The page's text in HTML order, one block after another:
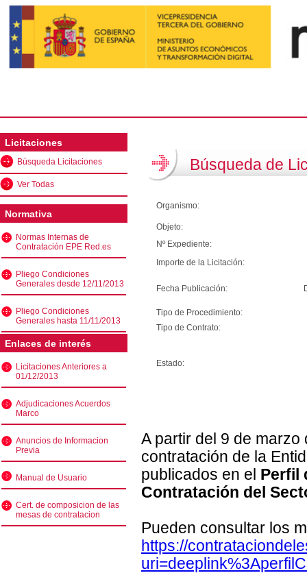
Licitaciones
Búsqueda Licitaciones
Ver Todas
Normativa
Normas Internas de
Contratación EPE Red.es
Pliego Condiciones
Generales desde 12/11/2013
Pliego Condiciones
Generales hasta 11/11/2013
Enlaces de interés
Licitaciones Anteriores a
01/12/2013
Adjudicaciones Acuerdos
Marco
Anuncios de Informacion
Previa
Manual de Usuario
Cert. de composicion de las
mesas de contratacion
Búsqueda de
Organismo:
Objeto:
Nº Expediente:
Importe de la Licitación:
Fecha Publicación:
Tipo de Procedimiento:
Tipo de Contrato:
Estado:
A partir del 9 de
contratación de la
publicados en el Perfil
Contratación del
Pueden consultar los
https://